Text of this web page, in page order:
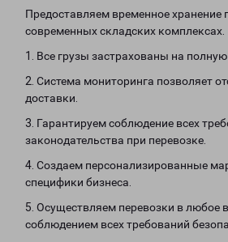
Предоставляем временное хранение
современных складских комплексах.
1. Все грузы застрахованы на полную
2. Система мониторинга позволяет
доставки.
3. Гарантируем соблюдение всех
законодательства при перевозке.
4. Создаем персонализированные
специфики бизнеса.
5. Осуществляем перевозки в любое
соблюдением всех требований